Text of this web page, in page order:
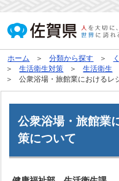
ホーム 分類から探す
生活衛生対策
生活衛生
公衆浴場・旅館業におけるレ
公衆浴場・旅館業
策について